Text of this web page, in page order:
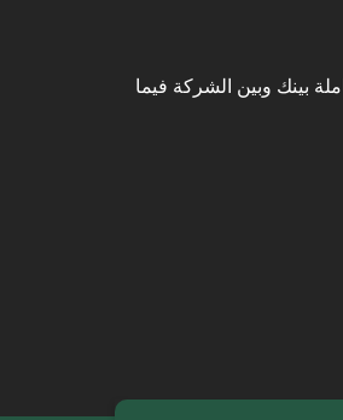
بينك وبين الشركة فيما